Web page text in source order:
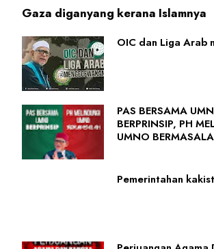
Gaza diganyang kerana Islamnya
OIC dan Liga Arab
PAS BERSAMA
BERPRINSIP, PH
UMNO
Pemerintahan